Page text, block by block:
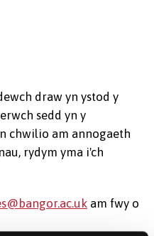
draw yn ystod y
sedd yn y
chwilio am annogaeth
rydym yma i'ch
am fwy o